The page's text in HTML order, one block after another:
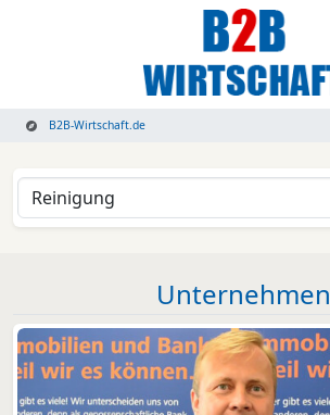
B2B-Wirtschaft.de
Unternehmen